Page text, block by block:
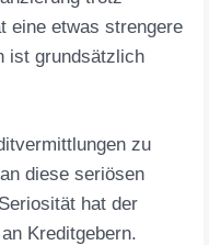
eine etwas strengere
ist grundsätzlich
zu
diese seriösen
hat der
Kreditgebern.